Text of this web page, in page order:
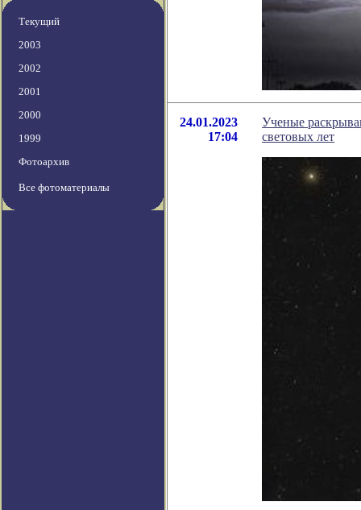
Текущий
2003
2002
2001
2000
1999
Фотоархив
Все фотоматериалы
24.01.2023
17:04
Ученые
световых лет